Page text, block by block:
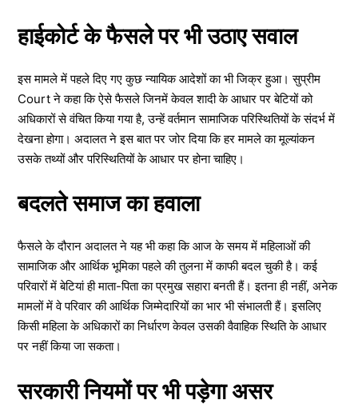
हाईकोर्ट के फैसले पर भी उठाए सवाल
इस मामले में पहले दिए गए कुछ न्यायिक आदेशों का भी जिक्र हुआ। सुप्रीम
Court ने कहा कि ऐसे फैसले जिनमें केवल शादी के आधार पर बेटियों को
अधिकारों से वंचित किया गया है, उन्हें वर्तमान सामाजिक परिस्थितियों के संदर्भ में
देखना होगा। अदालत ने इस बात पर जोर दिया कि हर मामले का मूल्यांकन
उसके तथ्यों और परिस्थितियों के आधार पर होना चाहिए।
बदलते समाज का हवाला
फैसले के दौरान अदालत ने यह भी कहा कि आज के समय में महिलाओं की
सामाजिक और आर्थिक भूमिका पहले की तुलना में काफी बदल चुकी है। कई
परिवारों में बेटियां ही माता-पिता का प्रमुख सहारा बनती हैं। इतना ही नहीं, अनेक
मामलों में वे परिवार की आर्थिक जिम्मेदारियों का भार भी संभालती हैं। इसलिए
किसी महिला के अधिकारों का निर्धारण केवल उसकी वैवाहिक स्थिति के आधार
पर नहीं किया जा सकता।
सरकारी नियमों पर भी पड़ेगा असर